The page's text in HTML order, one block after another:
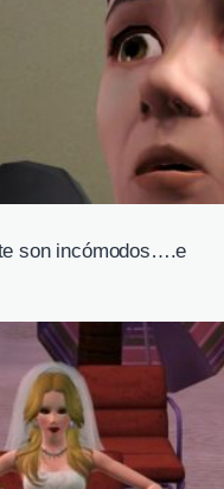
son incómodos….e